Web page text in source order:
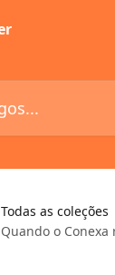
Todas as coleções
Quando o